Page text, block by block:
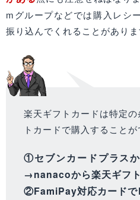
mグループなどでは購入レシ
振り込んでくれることがありま
楽天ギフトカードは特定
トカードで購入することが
①セブンカードプラス
→nanacoから楽天ギフ
②FamiPay対応カード